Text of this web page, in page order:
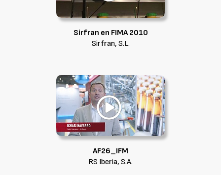
Sirfran en FIMA 2010
Sirfran, S.L.
AF26_IFM
RS Iberia, S.A.